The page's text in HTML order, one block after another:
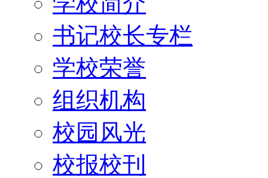
书记校长专栏
学校荣誉
组织机构
校园风光
校报校刊